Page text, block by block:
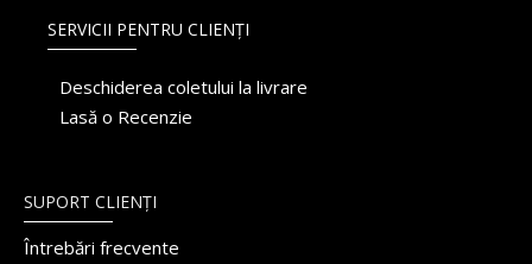
SERVICII PENTRU CLIENȚI
Deschiderea coletului la livrare
Lasă o Recenzie
SUPORT CLIENȚI
Întrebări frecvente